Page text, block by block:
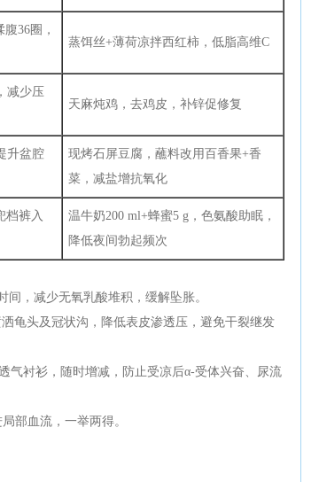
36圈，
蒸饵丝+薄荷凉拌西红柿，低脂高维C
减少压
天麻炖鸡，去鸡皮，补锌促修复
升盆腔
现烤石屏豆腐，蘸料改用百香果+香
菜，减盐增抗氧化
档裤入
温牛奶200 ml+蜂蜜5 g，色氨酸助眠，
降低夜间勃起频次
间，减少无氧乳酸堆积，缓解坠胀。
龟头及冠状沟，降低表皮渗透压，避免干裂继发
气衬衫，随时增减，防止受凉后α-受体兴奋、尿流
部血流，一举两得。